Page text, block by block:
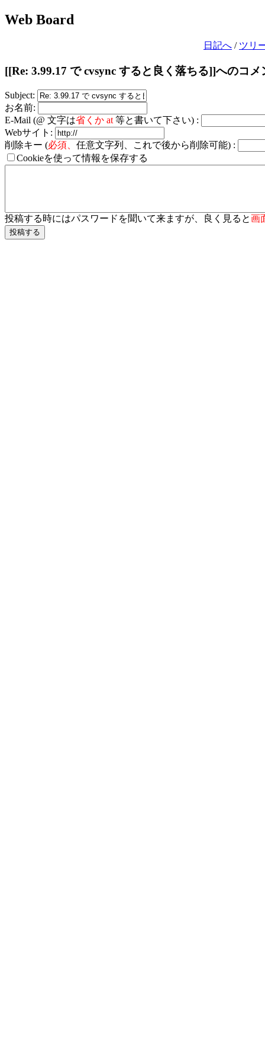
Web Board
日記へ / ツリ
[[Re: 3.99.17 で cvsync すると良く落ちる]]へのコメ
Subject:
お名前:
E-Mail (@ 文字は省くか at 等と書いて下さい) :
Webサイト:
削除キー (必須、 任意文字列、これで後から削除可能) :
Cookieを使って情報を保存する
投稿する時にはパスワードを聞いて来ますが、良く見ると画